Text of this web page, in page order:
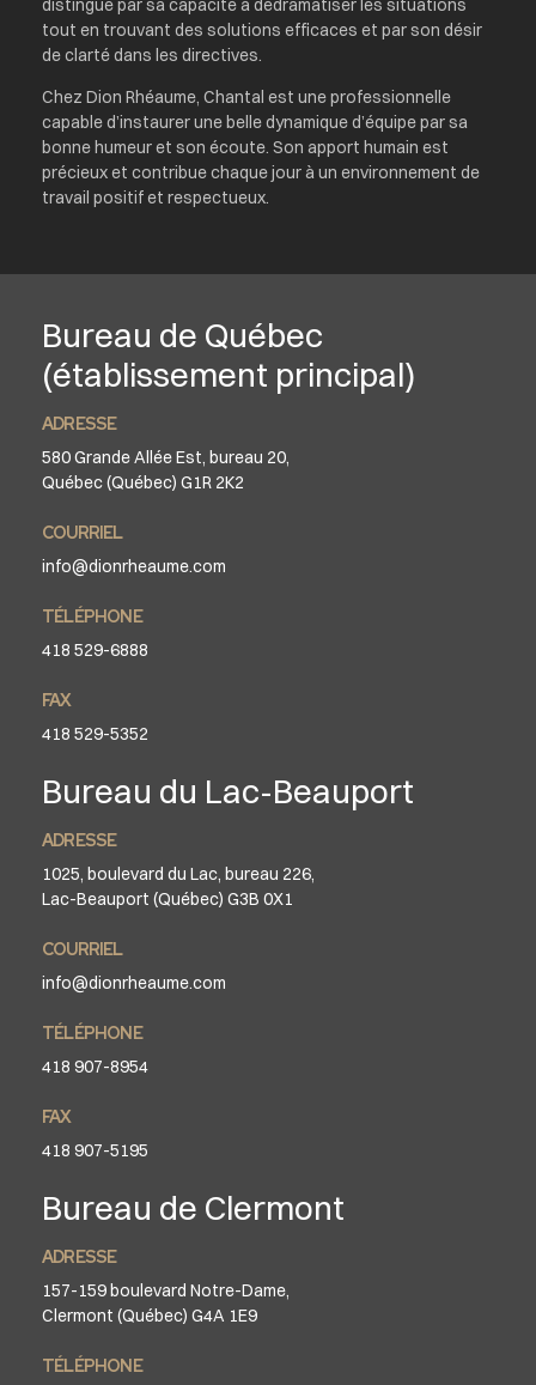
distingue par sa capacité à dédramatiser les situations
tout en trouvant des solutions efficaces et par son désir
de clarté dans les directives.
Chez Dion Rhéaume, Chantal est une professionnelle
capable d’instaurer une belle dynamique d’équipe par sa
bonne humeur et son écoute. Son apport humain est
précieux et contribue chaque jour à un environnement de
travail positif et respectueux.
Bureau de Québec
(établissement principal)
ADRESSE
580 Grande Allée Est, bureau 20,
Québec (Québec) G1R 2K2
COURRIEL
info@dionrheaume.com
TÉLÉPHONE
418 529-6888
FAX
418 529-5352
Bureau du Lac-Beauport
ADRESSE
1025, boulevard du Lac, bureau 226,
Lac-Beauport (Québec) G3B 0X1
COURRIEL
info@dionrheaume.com
TÉLÉPHONE
418 907-8954
FAX
418 907-5195
Bureau de Clermont
ADRESSE
157-159 boulevard Notre-Dame,
Clermont (Québec) G4A 1E9
TÉLÉPHONE